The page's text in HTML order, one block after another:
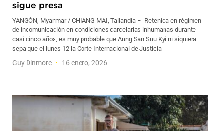
sigue presa
YANGÓN, Myanmar / CHIANG MAI, Tailandia – Retenida en régimen
de incomunicación en condiciones carcelarias inhumanas durante
casi cinco años, es muy probable que Aung San Suu Kyi ni siquiera
sepa que el lunes 12 la Corte Internacional de Justicia
Guy Dinmore 16 enero, 2026